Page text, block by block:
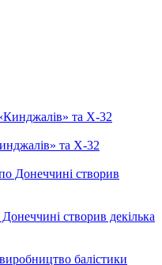
та Х-32
створив декілька